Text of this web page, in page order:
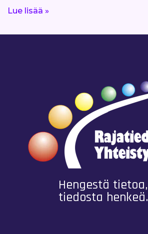
Lue lisää »
Hengestä tietoa,
tiedosta henkeä.